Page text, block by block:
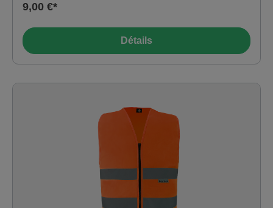
d'une radio · boucle en D pour les clefs ou les badges.
9,00 €*
Détails